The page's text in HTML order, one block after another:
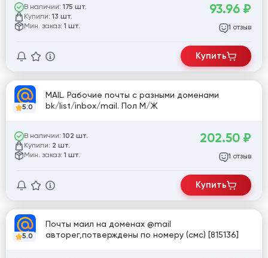
В наличии: 175 шт.
Купили: 13 шт.
Мин. заказ: 1 шт.
93.96 ₽
1 отзыв
Купить
5.0
MAIL. Рабочие почты с разными доменами
bk/list/inbox/mail. Пол М/Ж
В наличии: 102 шт.
Купили: 2 шт.
Мин. заказ: 1 шт.
202.50 ₽
1 отзыв
Купить
5.0
Почты маил на доменах @mail
авторег,потверждены по номеру (смс) [815136]